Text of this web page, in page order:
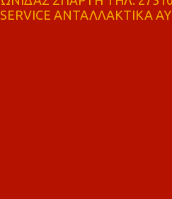
ΑΝΤΑΛΛΑΚΤΙΚΑ